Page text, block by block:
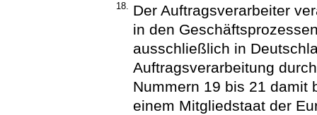
18.
Der Auftragsverarbeiter
in den
ausschließlich in
Auftragsverarbeitung
Nummern 19 bis 21 damit
einem Mitgliedstaat der